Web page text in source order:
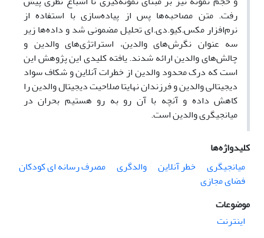
رفت. متن مصاحبه‌ها پس از پیاده‌سازی با استفاده از
نرم‌افزار مکس.کیو.دی.ای تحلیل مضمونی شد و داده‌ها زیر
سه عنوان نگرش‌های والدین، استراتژی‌های والدین و
چالش‌های والدین ارائه شدند. یافته کلیدی این پژوهش این
است که درک محدود والدین از خطرات آنلاین و شکاف سواد
دیجیتالی والدین و فرزندان نهایتا صلاحیت دیجیتال والدین را
کاهش داده و آنچه با آن رو به رو هستیم بحران در
میانجیگری والدین است.
کلیدواژه‌ها
میانجیگری
خطر آنلاین والدگری
مصرف رسانه ای کودکان
فضای مجازی
موضوعات
اینترنت